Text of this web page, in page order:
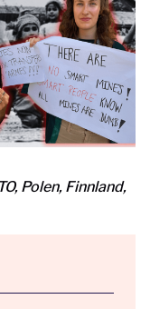
Polen, Finnland,